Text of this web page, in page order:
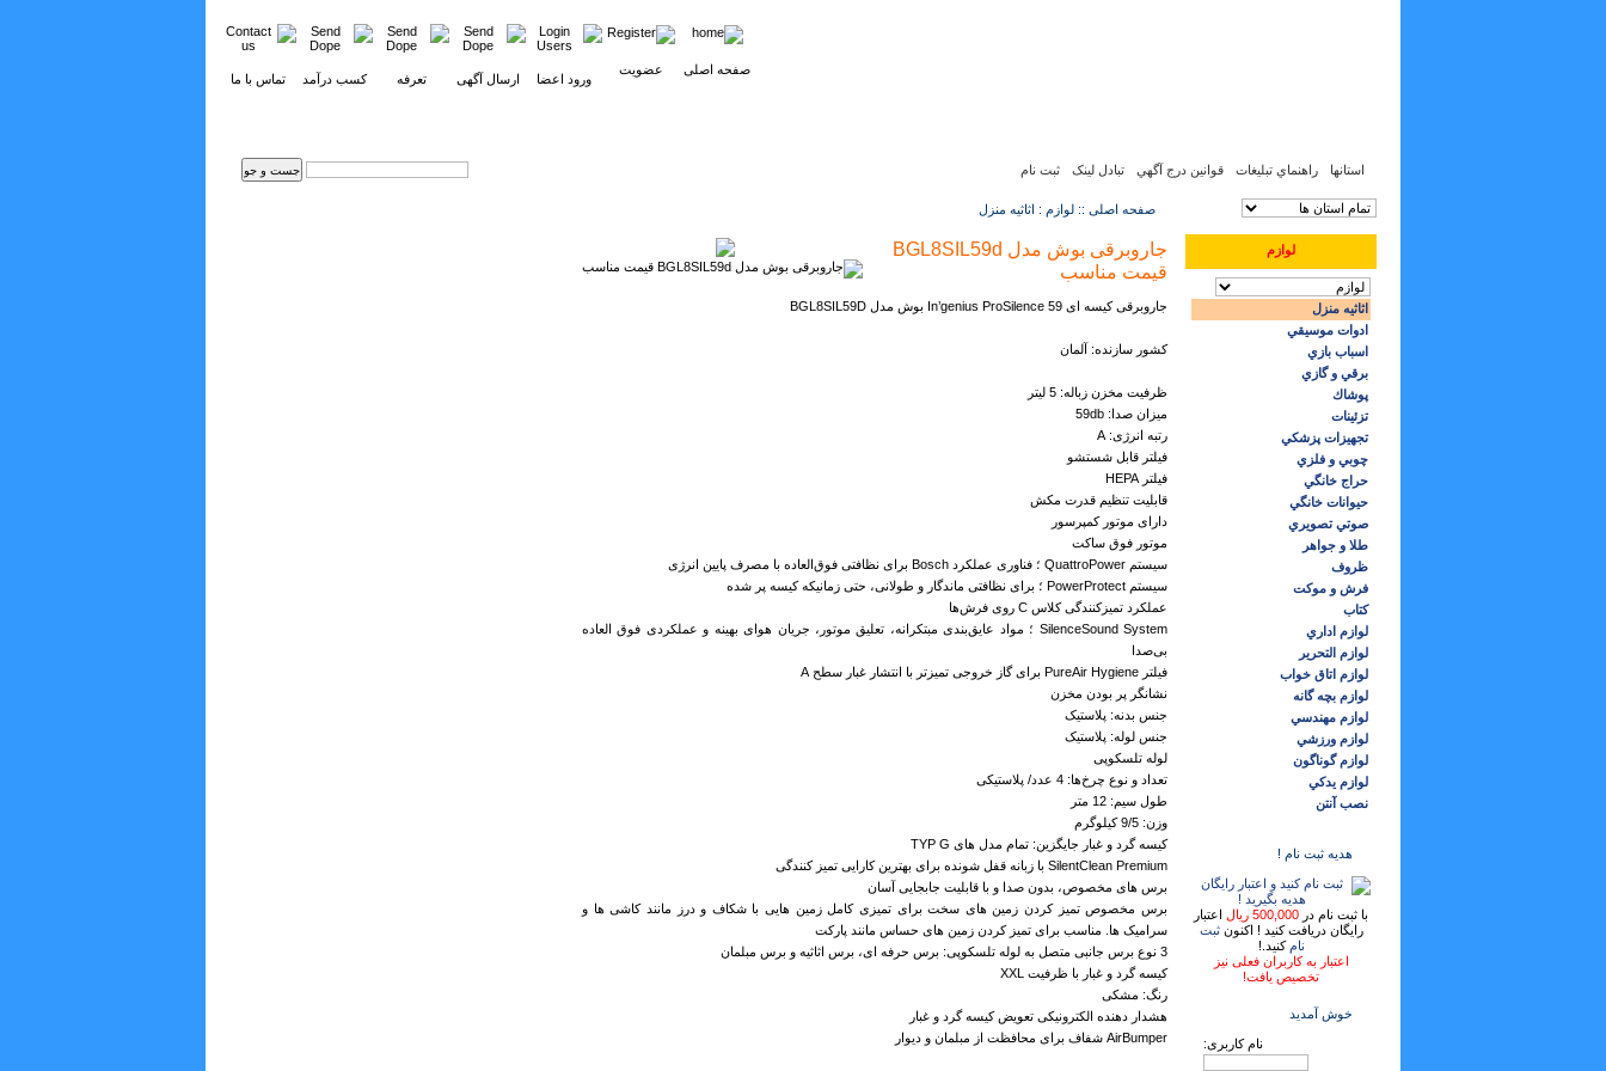
صفحه اصلی عضویت
ورود اعضا ارسال آگهی تعرفه کسب درآمد تماس با ما
استانها راهنماي تبليغات قوانين درج آگهي تبادل لینک ثبت نام
لوازم
اثاثيه منزل
ادوات موسيقي
اسباب بازي
برقي و گازي
پوشاك
تزئينات
تجهيزات پزشكي
چوبي و فلزي
حراج خانگي
حيوانات خانگي
صوتي تصويري
طلا و جواهر
ظروف
فرش و موكت
كتاب
لوازم اداري
لوازم التحرير
لوازم اتاق خواب
لوازم بچه گانه
لوازم مهندسي
لوازم ورزشي
لوازم گوناگون
لوازم يدكي
نصب آنتن
هدیه ثبت نام !
با ثبت نام در 500,000 ریال
اعتبار
رایگان دریافت کنید ! اکنونثبت
نام کنید.!
اعتبار به کاربران فعلی نیز
تخصیص یافت!
خوش آمدید
نام کاربری:
صفحه اصلی :: لوازم : اثاثيه منزل
جاروبرقی بوش مدل BGL8SIL59d
قیمت مناسب
جاروبرقی کیسه ای In’genius ProSilence 59 بوش مدل BGL8SIL59D
کشور سازنده: آلمان
ظرفیت مخزن زباله: 5 لیتر
میزان صدا: 59db
رتبه انرژی: A
فیلتر قابل شستشو
فیلتر HEPA
قابلیت تنظیم قدرت مکش
دارای موتور کمپرسور
موتور فوق ساکت
سیستم QuattroPower ؛ فناوری عملکرد Bosch برای نظافتی فوق‌العاده با مصرف پایین انرژی
سیستم PowerProtect ؛ برای نظافتی ماندگار و طولانی، حتی زمانیکه کیسه پر شده
عملکرد تمیز‌کنندگی کلاس C روی فرش‌ها
SilenceSound System ؛ مواد عایق‌بندی مبتکرانه، تعلیق موتور، جریان هوای بهینه و عملکردی فوق ‌العاده
بی‌صدا
فیلتر PureAir Hygiene برای گاز خروجی تمیزتر با انتشار غبار سطح A
نشانگر پر بودن مخزن
جنس بدنه: پلاستیک
جنس لوله: پلاستیک
لوله تلسکوپی
تعداد و نوع چرخ‌ها: 4 عدد/ پلاستیکی
طول سیم: 12 متر
وزن: 9/5 کیلوگرم
کیسه گرد و غبار جایگزین: تمام مدل های TYP G
SilentClean Premium با زبانه قفل شونده برای بهترین کارایی تمیز کنندگی
برس های مخصوص، بدون صدا و با قابلیت جابجایی آسان
برس مخصوص تمیز کردن زمین های سخت برای تمیزی کامل زمین هایی با شکاف و درز مانند کاشی ها و
سرامیک ها. مناسب برای تمیز کردن زمین های حساس مانند پارکت
3 نوع برس جانبی متصل به لوله تلسکوپی: برس حرفه ای، برس اثاثیه و برس مبلمان
کیسه گرد و غبار با ظرفیت XXL
رنگ: مشکی
هشدار دهنده الکترونیکی تعویض کیسه گرد و غبار
AirBumper شفاف برای محافظت از مبلمان و دیوار